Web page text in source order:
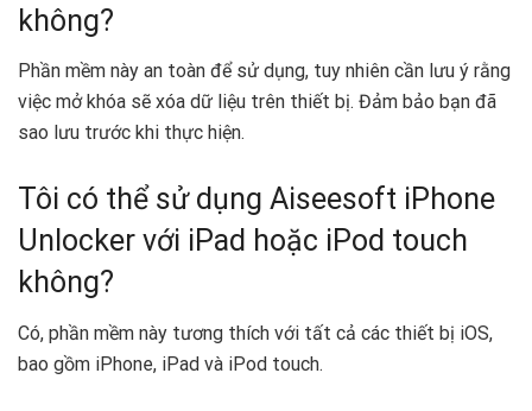
không?
Phần mềm này an toàn để sử dụng, tuy nhiên cần lưu ý rằng
việc mở khóa sẽ xóa dữ liệu trên thiết bị. Đảm bảo bạn đã
sao lưu trước khi thực hiện.
Tôi có thể sử dụng Aiseesoft iPhone
Unlocker với iPad hoặc iPod touch
không?
Có, phần mềm này tương thích với tất cả các thiết bị iOS,
bao gồm iPhone, iPad và iPod touch.